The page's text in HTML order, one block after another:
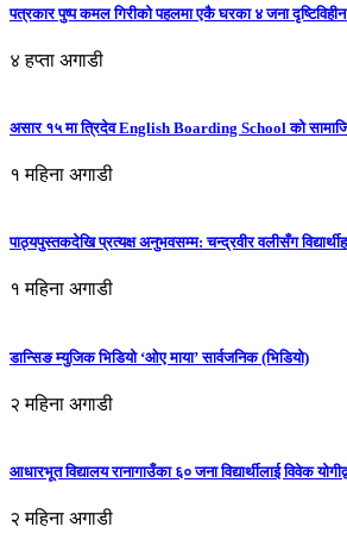
पत्रकार पुष्प कमल गिरीको पहलमा एकै घरका ४ जना दृष्टिविहीन
४ हप्ता अगाडी
असार १५ मा त्रिदेव English Boarding School को
१ महिना अगाडी
पाठ्यपुस्तकदेखि प्रत्यक्ष अनुभवसम्म: चन्द्रवीर वलीसँग
१ महिना अगाडी
डान्सिङ म्युजिक भिडियो ‘ओए माया’ सार्वजनिक (भिडियो)
२ महिना अगाडी
आधारभूत विद्यालय रानागाउँका ६० जना विद्यार्थीलाई विवेक
२ महिना अगाडी